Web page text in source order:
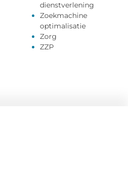
dienstverlening
Zoekmachine
optimalisatie
Zorg
ZZP